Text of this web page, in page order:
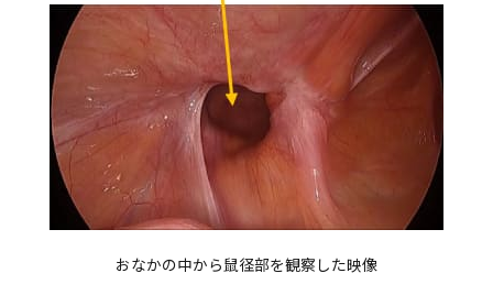
おなかの中から鼠径部を観察した映像